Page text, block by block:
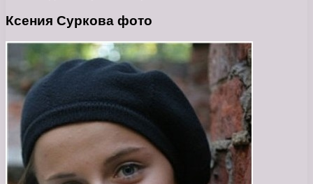
Ксения Суркова фото